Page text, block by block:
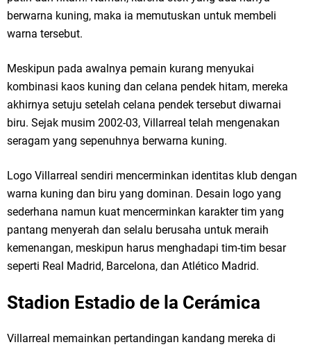
berwarna kuning, maka ia memutuskan untuk membeli
warna tersebut.
Meskipun pada awalnya pemain kurang menyukai
kombinasi kaos kuning dan celana pendek hitam, mereka
akhirnya setuju setelah celana pendek tersebut diwarnai
biru. Sejak musim 2002-03, Villarreal telah mengenakan
seragam yang sepenuhnya berwarna kuning.
Logo Villarreal sendiri mencerminkan identitas klub dengan
warna kuning dan biru yang dominan. Desain logo yang
sederhana namun kuat mencerminkan karakter tim yang
pantang menyerah dan selalu berusaha untuk meraih
kemenangan, meskipun harus menghadapi tim-tim besar
seperti Real Madrid, Barcelona, dan Atlético Madrid.
Stadion Estadio de la Cerámica
Villarreal memainkan pertandingan kandang mereka di